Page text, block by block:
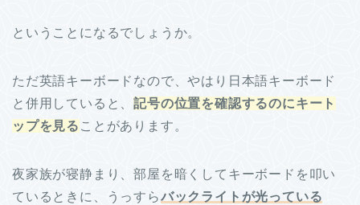
ということになるでしょうか。
ただ英語キーボードなので、やはり日本語キーボード
と併用していると、記号の位置を確認するのにキート
ップを見る ことがあります。
夜家族が寝静まり、部屋を暗くしてキーボードを叩い
ているときに、うっすらバックライトが光っている